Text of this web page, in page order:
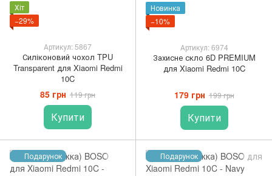
Хіт
−29%
Артикул: 5867
Силіконовий чохол TPU
Transparent для Xiaomi Redmi
10C
85 грн 119 грн
Купити
Новинка
−10%
Артикул: 6974
Захисне скло 6D PREMIUM
для Xiaomi Redmi 10C
179 грн 199 грн
Купити
Подарунок Подарунок